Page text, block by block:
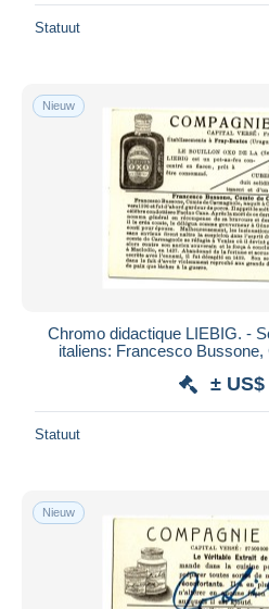
Statuut
Nieuw
Chromo didactique LIEBIG. -
italiens: Francesco
± US$
Statuut
Nieuw